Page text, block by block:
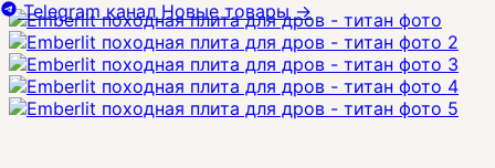
Telegram канал Новые товары→